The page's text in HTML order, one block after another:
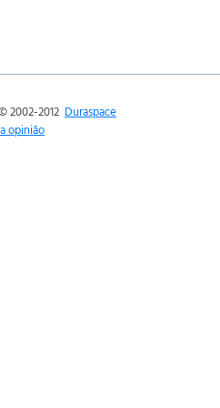
2002-2012 Duraspace
opinião